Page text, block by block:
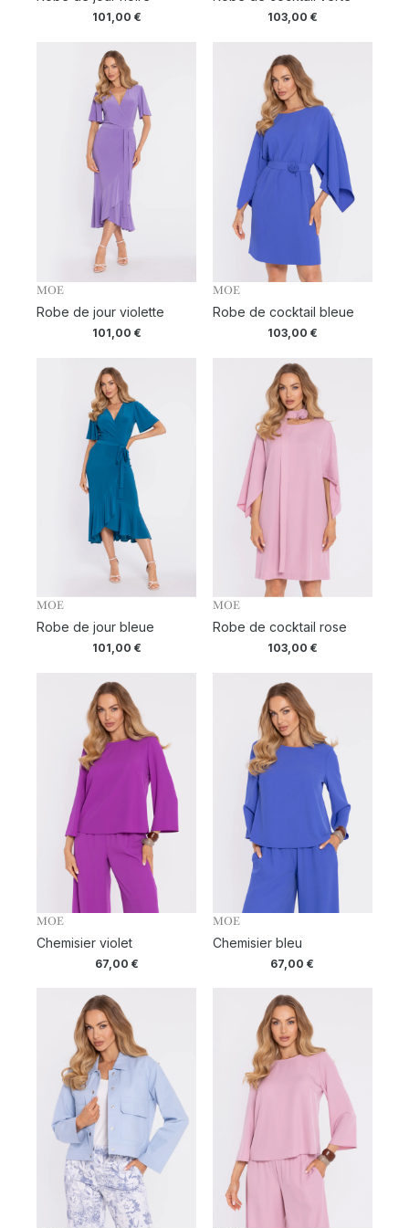
101,00 € 103,00 €
MOE
Robe de jour violette
101,00 €
MOE
Robe de cocktail bleue
103,00 €
MOE
Robe de jour bleue
101,00 €
MOE
Robe de cocktail rose
103,00 €
MOE
Chemisier violet
67,00 €
MOE
Chemisier bleu
67,00€